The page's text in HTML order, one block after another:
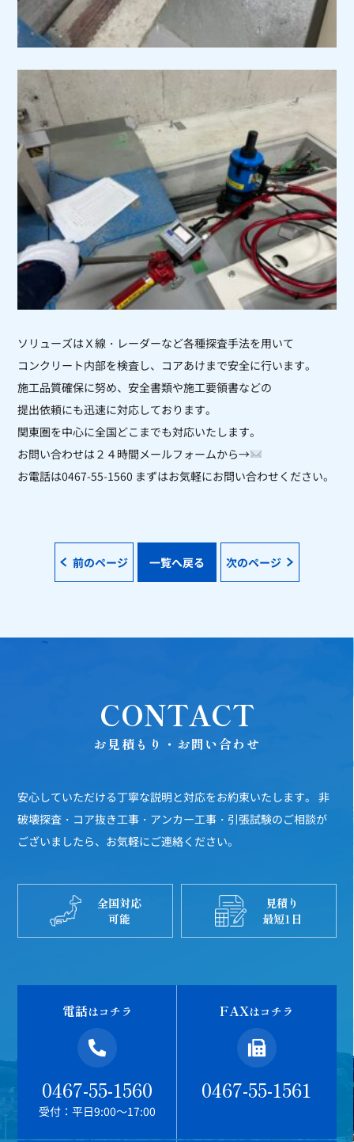
ソリューズはＸ線・レーダーなど各種探査手法を用いて
コンクリート内部を検査し、コアあけまで安全に行います。
施工品質確保に努め、安全書類や施工要領書などの
提出依頼にも迅速に対応しております。
関東圏を中心に全国どこまでも対応いたします。
お問い合わせは２４時間メールフォームから→
お電話は0467-55-1560 まずはお気軽にお問い合わせください。
前のページ 一覧へ戻る 次のページ
CONTACT
お見積もり・お問い合わせ
安心していただける丁寧な説明と対応をお約束いたします。
非
破壊探査・コア抜き工事・アンカー工事・引張試験のご相談が
ございましたら、お気軽にご連絡ください。
全国対応
可能
見積り
最短1日
電話はコチラ
0467-55-1560
受付：平日9:00～17:00
FAXはコチラ
0467-55-1561